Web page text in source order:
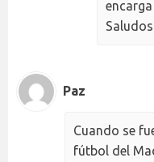
Paz
Cuando se
fútbol del